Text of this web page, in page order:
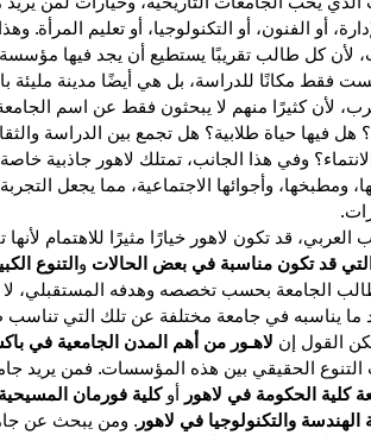
أو الفنون، أو التكنولوجيا، أو تعليم المرأة.
لأن كل طالب تقريبًا يستطيع أن يجد فيها
فقط مكانًا للدراسة، بل هي أيضًا مدينة مليئة
لأن كثيرًا منهم لا يبحثون فقط عن اسم
هل فيها حياة طلابية؟ هل تجمع بين الدراسة
وفي هذا الجانب، تمتلك لاهور جاذبية
ومطبخها، وأجوائها الاجتماعية، مما يجعل
العربي، قد تكون لاهور خيارًا مثيرًا للاهتمام
التي قد تكون مناسبة في بعض الحالات و التنوع
الجامعة بحسب تخصصه وهدفه المستقبلي،
ما يناسبه في جامعة مختلفة عن تلك التي تناسب
القول إن لاهـور من أهم المدن الجامعية في
الحقيقي بين هذه المؤسسات. فمن يريد
كلية الحكومة في لاهور أو كلية فورمان
الهندسة والتكنولوجيا في لاهور . ومن يبحث عن